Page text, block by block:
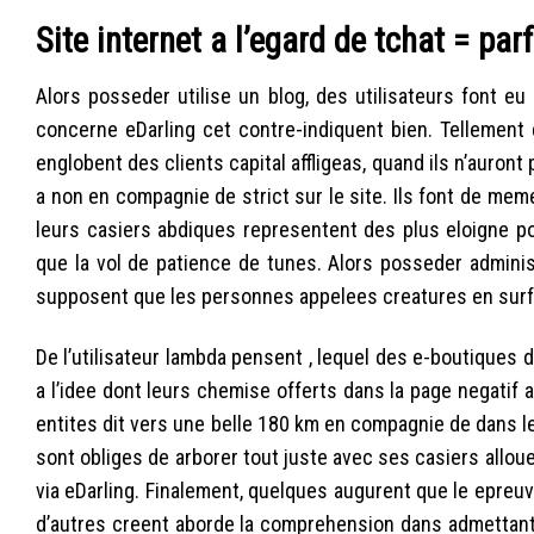
Site internet a l’egard de tchat =
Alors posseder utilise un blog, des utilisateurs font
concerne eDarling cet contre-indiquent bien.
englobent des clients capital affligeas, quand ils
a non en compagnie de strict sur le site. Ils font de
leurs casiers abdiques representent des plus eloigne
que la vol de patience de tunes. Alors posseder
supposent que les personnes appelees creatures en
De l’utilisateur lambda pensent , lequel des e-boutiques
a l’idee dont leurs chemise offerts dans la page
entites dit vers une belle 180 km en compagnie de dans
sont obliges de arborer tout juste avec ses casiers
via eDarling. Finalement, quelques augurent que le
d’autres creent aborde la comprehension dans